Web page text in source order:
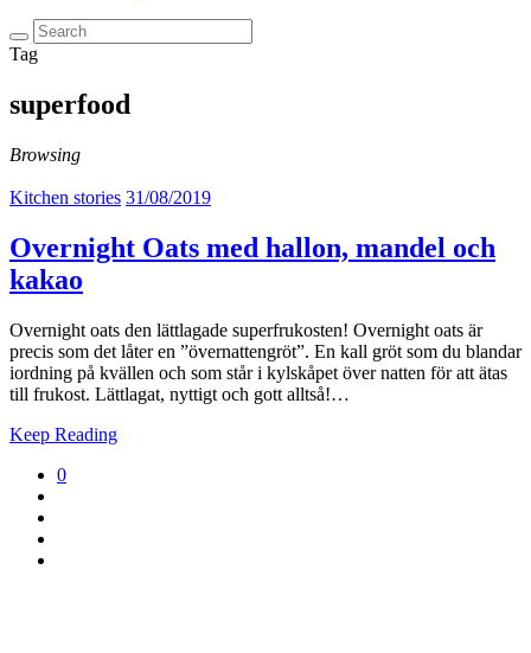
Tag
superfood
Browsing
Kitchen stories 31/08/2019
Overnight Oats med hallon, mandel och
kakao
Overnight oats den lättlagade superfrukosten! Overnight oats är
precis som det låter en ”övernattengröt”. En kall gröt som du blandar
iordning på kvällen och som står i kylskåpet över natten för att ätas
till frukost. Lättlagat, nyttigt och gott alltså!…
Keep Reading
0